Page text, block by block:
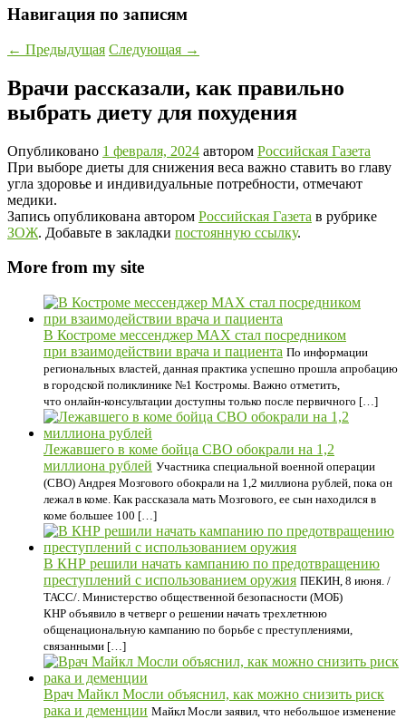
Навигация по записям
← Предыдущая Следующая →
Врачи рассказали, как правильно
выбрать диету для похудения
Опубликовано 1 февраля, 2024 автором Российская Газета
При выборе диеты для снижения веса важно ставить во главу
угла здоровье и индивидуальные потребности, отмечают
медики.
Запись опубликована автором Российская Газета в рубрике
ЗОЖ. Добавьте в закладки постоянную ссылку.
More from my site
В Костроме мессенджер МАХ стал посредником
при взаимодействии врача и пациента По информации
региональных властей, данная практика успешно прошла апробацию
в городской поликлинике №1 Костромы. Важно отметить,
что онлайн-консультации доступны только после первичного […]
Лежавшего в коме бойца СВО обокрали на 1,2
миллиона рублей Участника специальной военной операции
(СВО) Андрея Мозгового обокрали на 1,2 миллиона рублей, пока он
лежал в коме. Как рассказала мать Мозгового, ее сын находился в
коме большее 100 […]
В КНР решили начать кампанию по предотвращению
преступлений с использованием оружия ПЕКИН, 8 июня. /
ТАСС/. Министерство общественной безопасности (МОБ)
КНР объявило в четверг о решении начать трехлетнюю
общенациональную кампанию по борьбе с преступлениями,
связанными […]
Врач Майкл Мосли объяснил, как можно снизить риск
рака и деменции Майкл Мосли заявил, что небольшое изменение